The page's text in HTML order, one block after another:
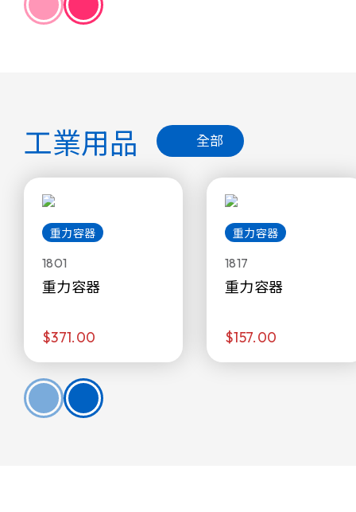
工業用品 全部
重力容器
1801
重力容器
$371.00
重力容器
1817
重力容器
$157.00